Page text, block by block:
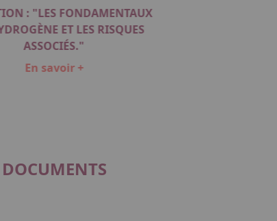
: "LES FONDAMENTAUX
ET LES RISQUES
ASSOCIÉS."
En savoir +
DOCUMENTS